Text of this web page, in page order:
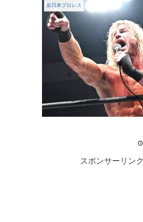
新日本プロレス
スポンサーリンク